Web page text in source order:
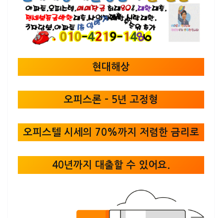
현대해상
오피스론 – 5년 고정형
오피스텔 시세의 70%까지 저렴한 금리로
40년까지 대출할 수 있어요.